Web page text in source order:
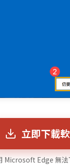
立即下載
Microsoft Edge 無法